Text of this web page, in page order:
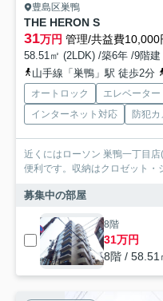
豊島区巣鴨
THE HERON S
31万円 管理/共益費10,000
58.51㎡ (2LDK) /築6年 /9階建
山手線「巣鴨」駅 徒歩2分
オートロック エレベーター
インターネット対応
防犯カ
近くにはローソン 巣鴨一丁目
便利です。収納はクロゼット・
募集中の部屋
8階
31万円
8階 / 58.51